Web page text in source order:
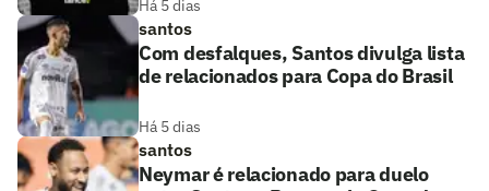
Há 5 dias
santos
Com desfalques, Santos divulga lista
de relacionados para Copa do Brasil
Há 5 dias
santos
Neymar é relacionado para duelo